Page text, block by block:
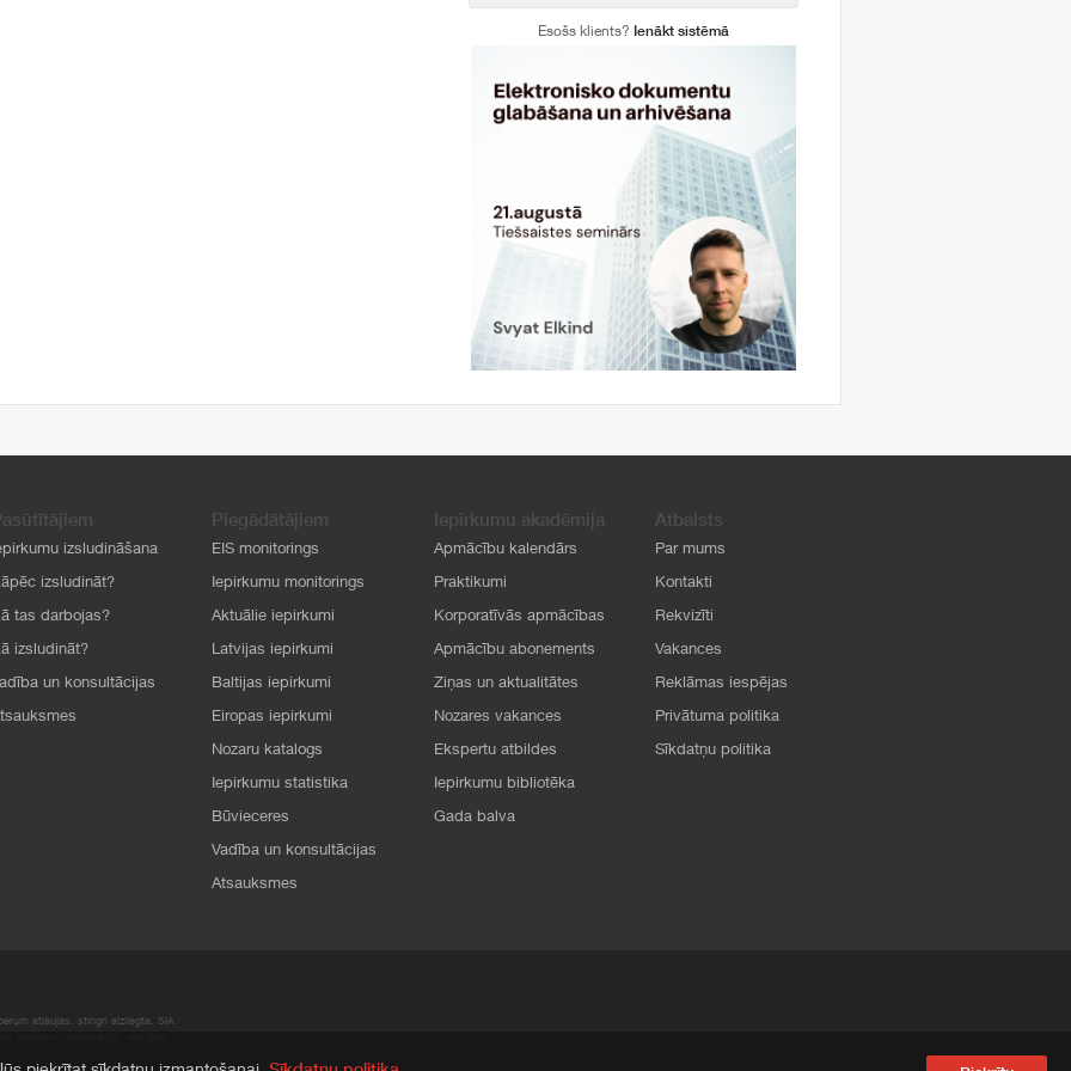
Esošs klients? Ienākt sistēmā
izsludināšana
izsludināt?
tas darbojas?
izsludināt?
un konsultācijas
Piegādātājiem
EIS monitorings
Iepirkumu monitorings
Aktuālie iepirkumi
Latvijas iepirkumi
Baltijas iepirkumi
Eiropas iepirkumi
Nozaru katalogs
Iepirkumu statistika
Būvieceres
Vadība un konsultācijas
Atsauksmes
Iepirkumu akadēmija
Apmācību kalendārs
Praktikumi
Korporatīvās apmācības
Apmācību abonements
Ziņas un aktualitātes
Nozares vakances
Ekspertu atbildes
Iepirkumu bibliotēka
Gada balva
Atbalsts
Par mums
Kontakti
Rekvizīti
Vakances
Reklāmas iespējas
Privātuma politika
Sīkdatņu politika
atļaujas, stingri aizliegta. SIA